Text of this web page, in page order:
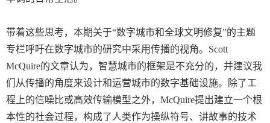
带着这些思考，本期关于“数字城市和全球文明修复”的主题
专栏呼吁在数字城市的研究中采用传播的视角。 Scott
McQuire的文章认为，智慧城市的框架是不充分的，并建议我
们从传播的角度来设计和运营城市的数字基础设施。除了工
程上的信噪比或高效传输模型之外， McQuire提出建立一个根
本性的社会过程，构成了人类作为操纵符号、讲故事的技术